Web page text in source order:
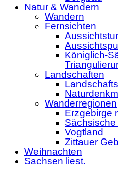
Natur & Wandern
Wandern
Fernsichten
Königlich-
Landschaften
Wanderregionen
Erzgebirge
Vogtland
Zittauer
Weihnachten
Sachsen liest.